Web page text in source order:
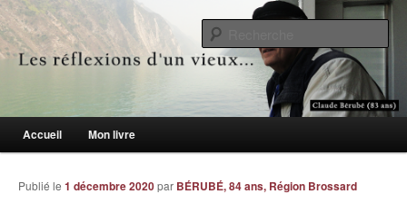
Les réflexions d'un vieux…
Le blogue des aînés de 65 ans et +
Menu principal
Aller au contenu principal
Aller au contenu secondaire
Accueil Mon livre
Publié le 1 décembre 2020par BÉRUBÉ, 84 ans, Région Brossard